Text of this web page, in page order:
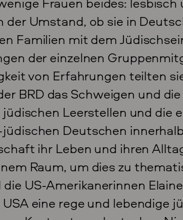
der Umstand, ob sie in
Familien mit dem
der einzelnen
von Erfahrungen teilten
BRD das Schweigen und
jüdischen Leerstellen und die
Deutschen
ihr Leben und ihren
Raum, um dies zu
US-Amerikanerinnen
eine rege und lebendige